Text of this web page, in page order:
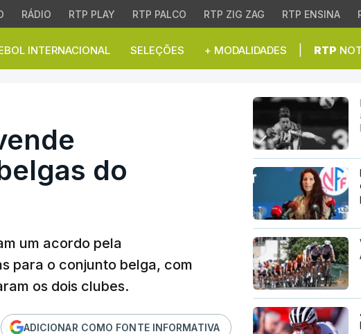
RÁDIO RTP PLAY RTP PALCO RTP ZIG ZAG RTP ENSINA
INTERNACIONAL SELEÇÕES + MODALIDADES RTP
avançado Kikas aos
do
um acordo pela
para o conjunto belga, com
os dois clubes.
ADICIONAR COMO FONTE INFORMATIVA